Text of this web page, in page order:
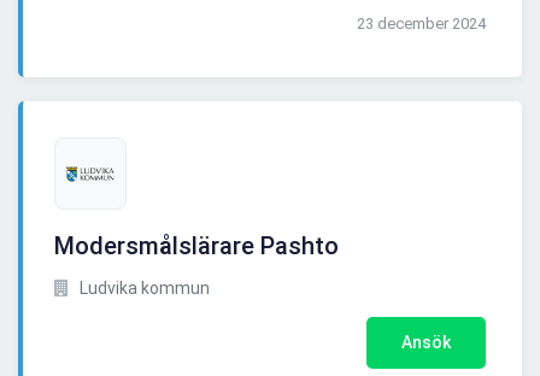
23 december 2024
Modersmålslärare Pashto
Ludvika kommun
Ansök